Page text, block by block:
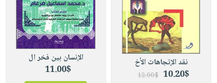
نقد الإتجاهات الأخ
10.20$
12.00$
الإنسان بين فخر ال
11.00$